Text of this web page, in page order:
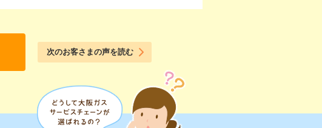
次のお客さまの声を読む